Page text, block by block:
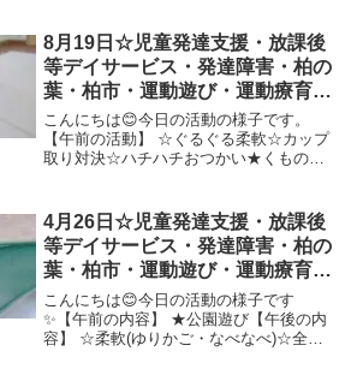
8月19日☆児童発達支援・放課後
等デイサービス・発達障害・柏の
葉・柏市・運動遊び・運動療育・
プログラム・楽しい療育
こんにちは😊今日の活動の様子です。
【午前の活動】 ☆ぐるぐる柔軟☆カップ
取り対決☆ハチハチおつかい★くもの巣
ントジャンプ【午後の活動】 ☆色指定ス
タートストップ☆フープ...
4月26日☆児童発達支援・放課後
等デイサービス・発達障害・柏の
葉・柏市・運動遊び・運動療育・
プログラム・楽しい療育
こんにちは😊今日の活動の様子です
✨【午前の内容】 ★公園遊び【午後の内
容】 ☆柔軟(ゆりかご・なべなべ)☆全員